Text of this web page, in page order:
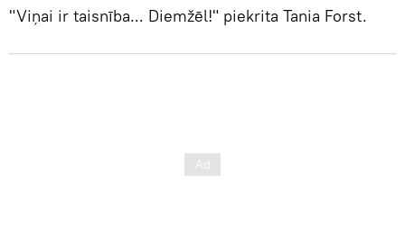
"Viņai ir taisnība... Diemžēl!" piekrita Tania Forst.